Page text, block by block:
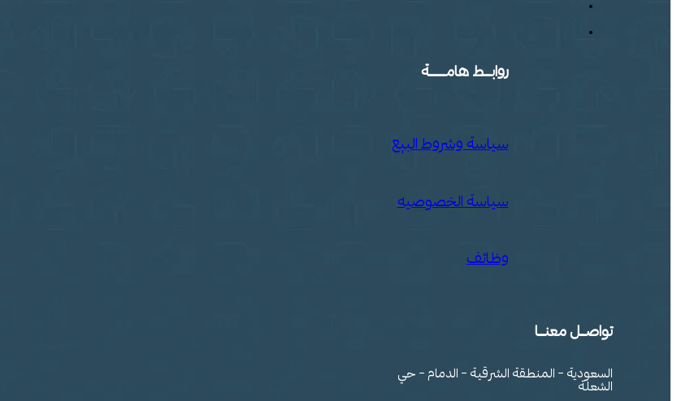
روابـــــــــط هامــــــــــــــــــــة
سياسة وشروط البيع
سياسة الخصوصيه
وظائف
تواصـــــل معنـــــــا
السعودية – المنطقة الشرقية – الدمام – حي
الشعلة